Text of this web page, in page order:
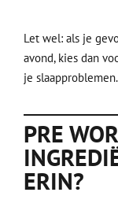
Let wel: als je
avond, kies dan
je slaapproblemen.
PRE
ERIN?